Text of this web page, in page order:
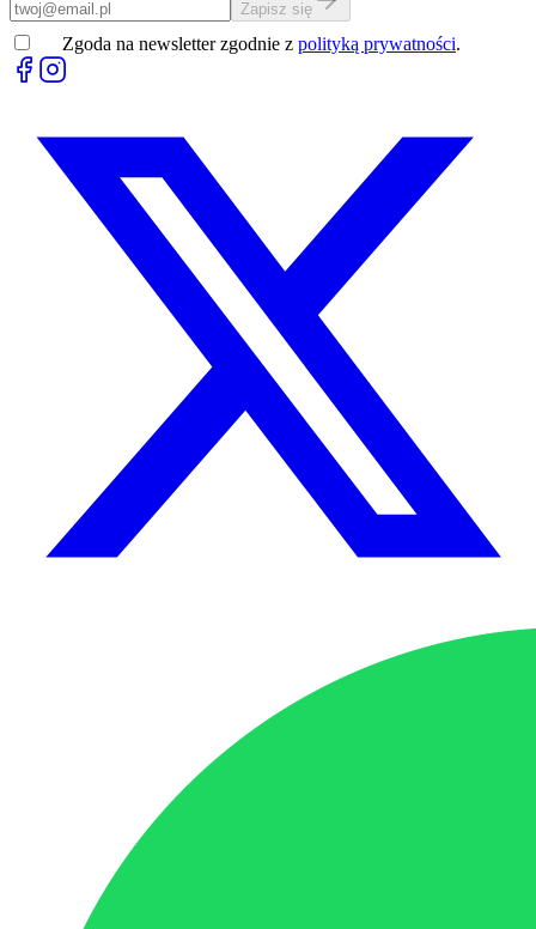
Zapisz się
Zgoda na newsletter zgodnie z polityką prywatności.